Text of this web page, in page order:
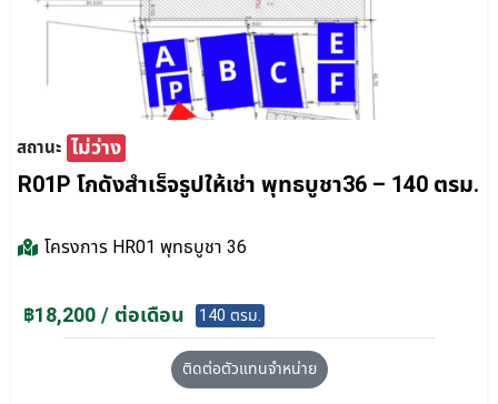
สถานะ ไม่ว่าง
R01P โกดังสำเร็จรูปให้เช่า พุทธบูชา36 – 140 ตรม.
โครงการ HR01 พุทธบูชา 36
฿18,200 / ต่อเดือน 140 ตรม.
ติดต่อตัวแทนจำหน่าย